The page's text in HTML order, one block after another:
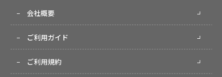
会社概要
ご利用ガイド
ご利用規約